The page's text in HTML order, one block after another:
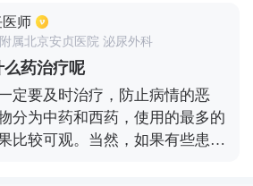
转或者说不再流水了。可以继续
行下一步的治疗，比如达克宁霜
用时间需要根据病情来定， 一般
医师
属北京安贞医院 泌尿外科
药治疗呢
定要及时治疗，防止病情的恶
分为中药和西药，使用的最多的
比较可观。当然，如果有些患者